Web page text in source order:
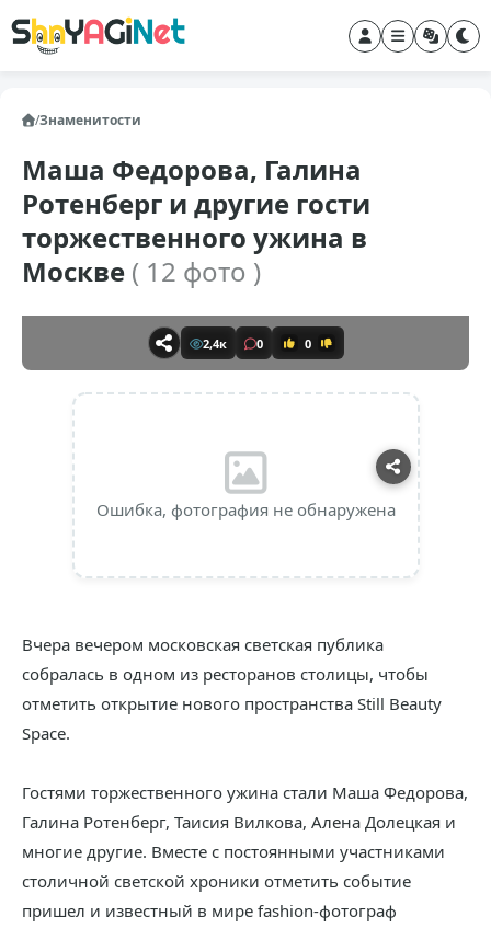
/Знаменитости
Маша Федорова, Галина
Ротенберг и другие гости
торжественного ужина в
Москве ( 12 фото )
2,4к 0 0
Ошибка, фотография не обнаружена
Вчера вечером московская светская публика
собралась в одном из ресторанов столицы, чтобы
отметить открытие нового пространства Still Beauty
Space.
Гостями торжественного ужина стали Маша Федорова,
Галина Ротенберг, Таисия Вилкова, Алена Долецкая и
многие другие. Вместе с постоянными участниками
столичной светской хроники отметить событие
пришел и известный в мире fashion-фотограф